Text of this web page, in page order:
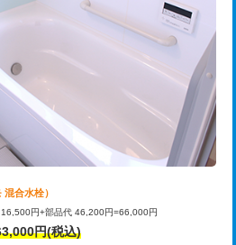
33,000円
8,800円
・清掃・修
（軽作業）
・清掃・修
（中作業）
22,000円
・清掃・修
（重作業）
33,000円
合水栓）
円+部品代 46,200円=66,000円
円(税込)